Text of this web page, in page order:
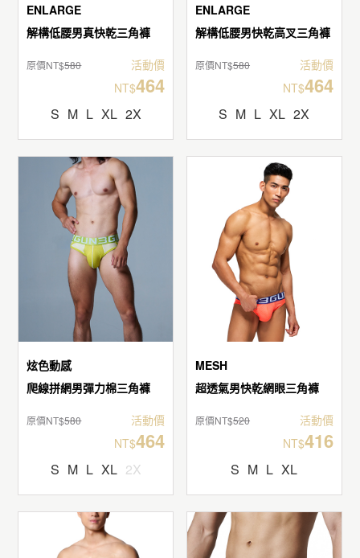
ENLARGE
解構低腰男真快乾三角褲
原價NT$580
活動價
NT$464
S M L XL 2X
ENLARGE
解構低腰男快乾高叉三角褲
原價NT$580
活動價
NT$464
S M L XL 2X
炫色動感
爬線拼網男彈力棉三角褲
原價NT$580
活動價
NT$464
S M L XL 2X
MESH
超透氣男快乾網眼三角褲
原價NT$520
活動價
NT$416
S M L XL